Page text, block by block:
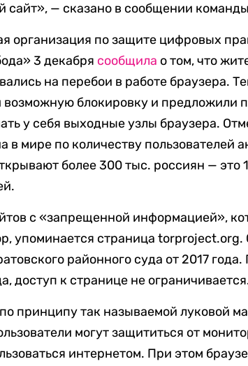
сайт», — сказано в сообщении
организация по защите цифровых
3 декабря сообщила о том, что
на перебои в работе браузера.
возможную блокировку и предложили
у себя выходные узлы браузера.
в мире по количеству пользователей
более 300 тыс. россиян — это
с «запрещенной информацией»,
упоминается страница torproject.org.
районного суда от 2017
доступ к странице не
по принципу так называемой луковой
могут защититься от
интернетом. При этом